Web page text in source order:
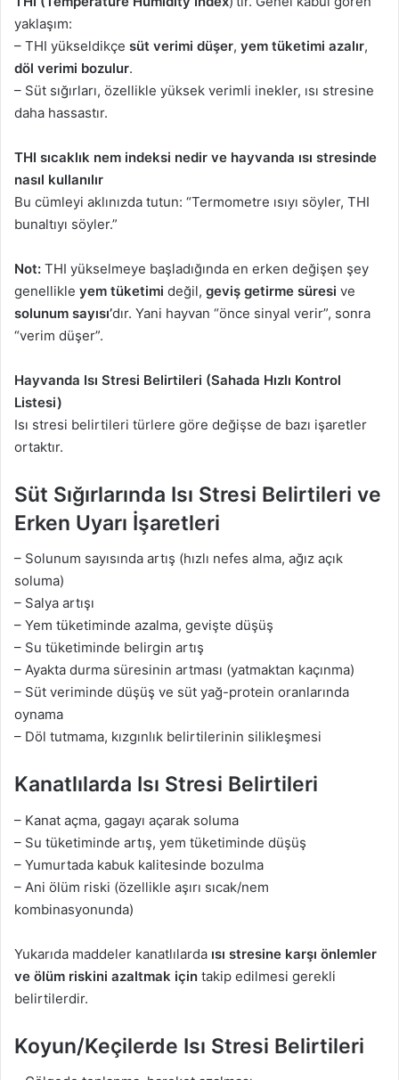
yaklaşım:
– THI yükseldikçe süt verimi düşer, yem tüketimi azalır,
döl verimi bozulur.
– Süt sığırları, özellikle yüksek verimli inekler, ısı stresine
daha hassastır.
THI sıcaklık nem indeksi nedir ve hayvanda ısı stresinde
nasıl kullanılır
Bu cümleyi aklınızda tutun: “Termometre ısıyı söyler, THI
bunaltıyı söyler.”
Not: THI yükselmeye başladığında en erken değişen şey
genellikle yem tüketimi değil, geviş getirme süresi ve
solunum sayısı’dır. Yani hayvan “önce sinyal verir”, sonra
“verim düşer”.
Hayvanda Isı Stresi Belirtileri (Sahada Hızlı Kontrol
Listesi)
Isı stresi belirtileri türlere göre değişse de bazı işaretler
ortaktır.
Süt Sığırlarında Isı Stresi Belirtileri ve
Erken Uyarı İşaretleri
– Solunum sayısında artış (hızlı nefes alma, ağız açık
soluma)
– Salya artışı
– Yem tüketiminde azalma, gevişte düşüş
– Su tüketiminde belirgin artış
– Ayakta durma süresinin artması (yatmaktan kaçınma)
– Süt veriminde düşüş ve süt yağ-protein oranlarında
oynama
– Döl tutmama, kızgınlık belirtilerinin silikleşmesi
Kanatlılarda Isı Stresi Belirtileri
– Kanat açma, gagayı açarak soluma
– Su tüketiminde artış, yem tüketiminde düşüş
– Yumurtada kabuk kalitesinde bozulma
– Ani ölüm riski (özellikle aşırı sıcak/nem
kombinasyonunda)
Yukarıda maddeler kanatlılarda ısı stresine karşı önlemler
ve ölüm riskini azaltmak için takip edilmesi gerekli
belirtilerdir.
Koyun/Keçilerde Isı Stresi Belirtileri